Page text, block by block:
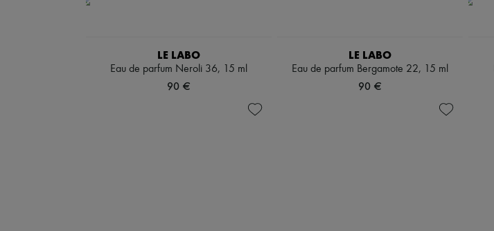
LE LABO
Eau de parfum Neroli 36, 15 ml
90 €
LE LABO
Eau de parfum Bergamote 22, 15 ml
90 €